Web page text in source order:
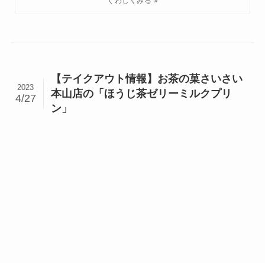
【テイクアウト情報】お茶の菓さいさい
本山店の「ほうじ茶ゼリーミルクプリ
ン」
2023
4/27